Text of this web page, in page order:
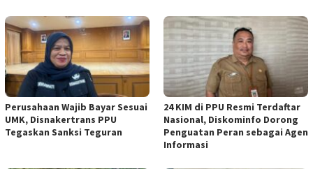
Perusahaan Wajib Bayar Sesuai
UMK, Disnakertrans PPU
Tegaskan Sanksi Teguran
24 KIM di PPU Resmi Terdaftar
Nasional, Diskominfo Dorong
Penguatan Peran sebagai Agen
Informasi